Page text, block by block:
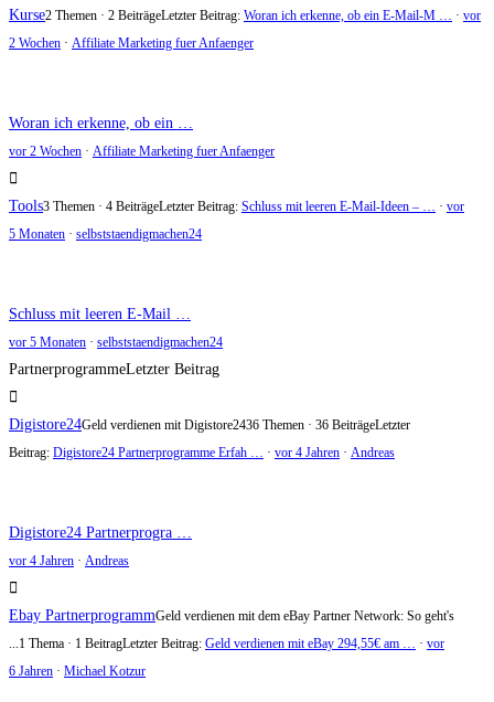
Kurse2 Themen · 2 BeiträgeLetzter Beitrag: Woran ich erkenne, ob ein E-Mail-M … · vor
2 Wochen · Affiliate Marketing fuer Anfaenger
Woran ich erkenne, ob ein …
vor 2 Wochen · Affiliate Marketing fuer Anfaenger
Tools3 Themen · 4 BeiträgeLetzter Beitrag: Schluss mit leeren E-Mail-Ideen – … · vor
5 Monaten · selbststaendigmachen24
Schluss mit leeren E-Mail …
vor 5 Monaten · selbststaendigmachen24
PartnerprogrammeLetzter Beitrag
Digistore24Geld verdienen mit Digistore2436 Themen · 36 BeiträgeLetzter
Beitrag: Digistore24 Partnerprogramme Erfah … · vor 4 Jahren · Andreas
Digistore24 Partnerprogra …
vor 4 Jahren · Andreas
Ebay PartnerprogrammGeld verdienen mit dem eBay Partner Network: So geht's
...1 Thema · 1 BeitragLetzter Beitrag: Geld verdienen mit eBay 294,55€ am … · vor
6 Jahren · Michael Kotzur